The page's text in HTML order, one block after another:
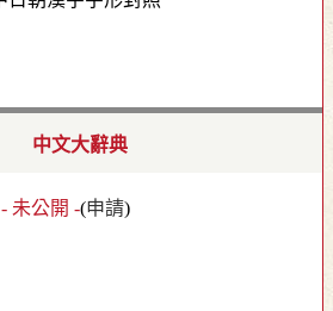
中文大辭典
- 未公開 -(申請)